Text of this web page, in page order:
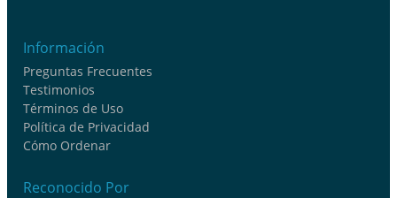
Información
Preguntas Frecuentes
Testimonios
Términos de Uso
Política de Privacidad
Cómo Ordenar
Reconocido Por